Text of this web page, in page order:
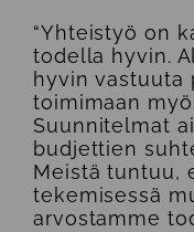
“Yhteistyö on
todella hyvin.
hyvin vastuuta
toimimaan
Suunnitelmat
budjettien
Meistä tuntuu,
tekemisessä
arvostamme